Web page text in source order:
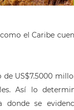
el Caribe
US$7.5000
Así lo
donde se